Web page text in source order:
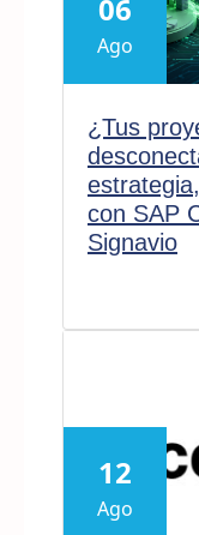
06
Ago
¿Tus
con SAP
Signavio
12
Ago